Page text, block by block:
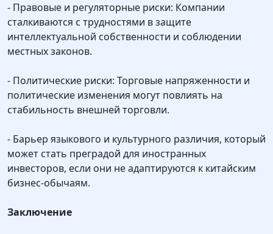
- Правовые и регуляторные риски: Компании
сталкиваются с трудностями в защите
интеллектуальной собственности и соблюдении
местных законов.
- Политические риски: Торговые напряженности и
политические изменения могут повлиять на
стабильность внешней торговли.
- Барьер языкового и культурного различия, который
может стать преградой для иностранных
инвесторов, если они не адаптируются к китайским
бизнес-обычаям.
Заключение